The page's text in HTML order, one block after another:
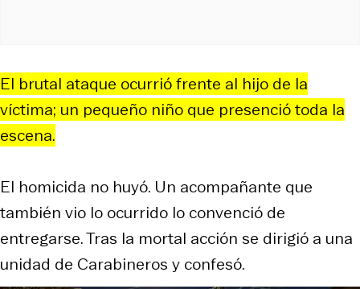
El brutal ataque ocurrió frente al hijo de la
víctima; un pequeño niño que presenció toda la
escena.
El homicida no huyó. Un acompañante que
también vio lo ocurrido lo convenció de
entregarse. Tras la mortal acción se dirigió a una
unidad de Carabineros y confesó.